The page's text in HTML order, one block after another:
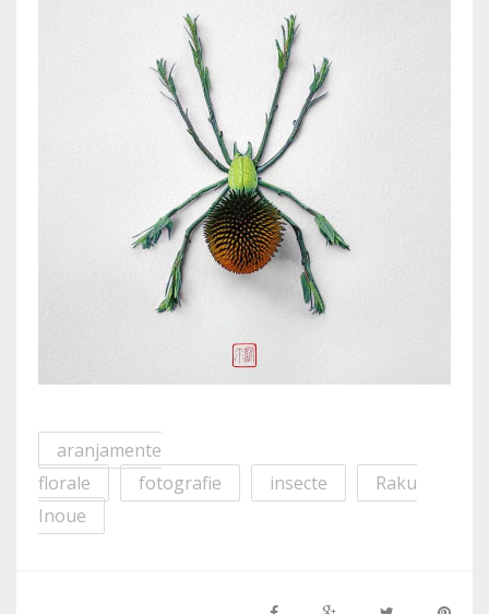
aranjamente
florale
fotografie insecte
Raku
Inoue